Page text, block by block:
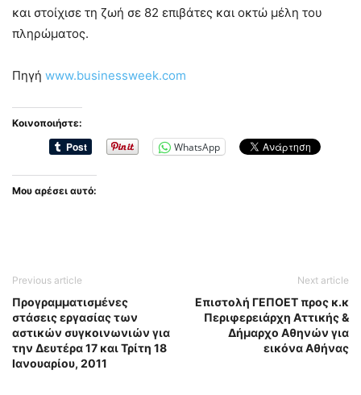
και στοίχισε τη ζωή σε 82 επιβάτες και οκτώ μέλη του
πληρώματος.
Πηγή www.businessweek.com
Κοινοποιήστε:
WhatsApp
Μου αρέσει αυτό:
Previous article
Προγραμματισμένες
στάσεις εργασίας των
αστικών συγκοινωνιών για
την Δευτέρα 17 και Τρίτη 18
Ιανουαρίου, 2011
Next article
Επιστολή ΓΕΠΟΕΤ προς κ.κ
Περιφερειάρχη Αττικής &
Δήμαρχο Αθηνών για
εικόνα Αθήνας